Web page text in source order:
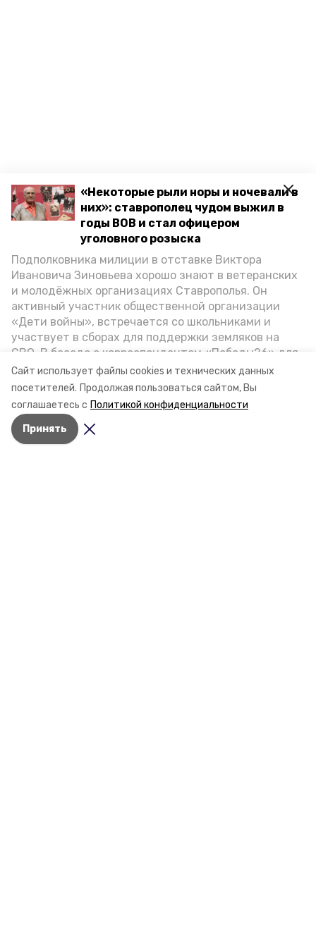
Сайт использует файлы cookies и технических данных
посетителей. Продолжая пользоваться сайтом, Вы
соглашаетесь с Политикой конфиденциальности
Принять
«Некоторые рыли норы и ночевали в
них»: ставрополец чудом выжил в
годы ВОВ и стал офицером
уголовного розыска
Подполковника милиции в отставке Виктора
Ивановича Зиновьева хорошо знают в ветеранских
и молодёжных организациях Ставрополья. Он
активный участник общественной организации
«Дети войны», встречается со школьниками и
участвует в сборах для поддержки земляков на
СВО. В беседе с корреспондентом «Победы26» для
спецпроекта «Дети Великой Отечественной»
ветеран рассказал о зверствах оккупантов в годы
ВОВ, о службе в Москве, «богатыре» Фиделе Кастро
и шпионе Пеньковском, о борьбе с криминалом на
Ставрополье.